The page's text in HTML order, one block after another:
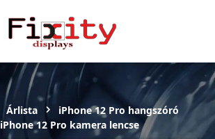
Árlista
iPhone 12 Pro hangszóró
iPhone 12 Pro kamera lencse